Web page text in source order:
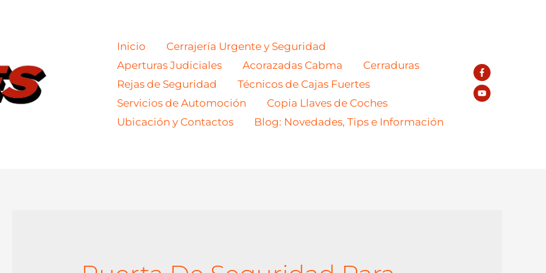
Inicio
Cerrajería Urgente y Seguridad
Aperturas Judiciales
Acorazadas Cabma
Cerraduras
Rejas de Seguridad
Técnicos de Cajas Fuertes
Servicios de Automoción
Copia Llaves de Coches
Ubicación y Contactos
Blog: Novedades, Tips e Información